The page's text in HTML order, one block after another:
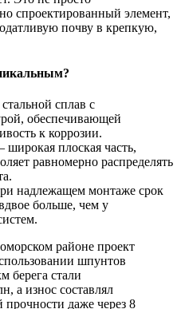
спроектированный элемент,
почву в крепкую,
сплав с
обеспечивающей
к коррозии.
широкая плоская часть,
равномерно распределять
надлежащем монтаже срок
больше, чем у
районе проект
шпунтов
берега стали
а износ составлял
прочности даже через 8